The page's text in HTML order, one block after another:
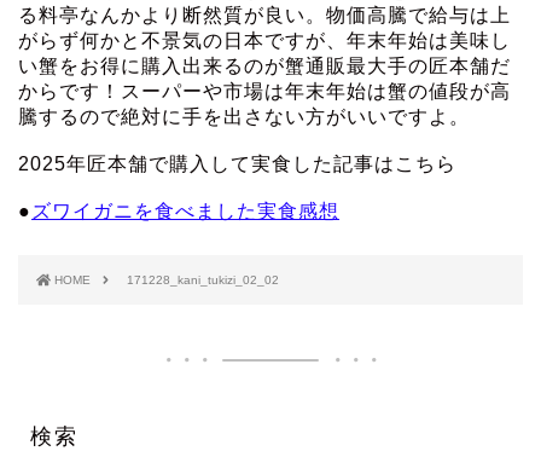
る料亭なんかより断然質が良い。物価高騰で給与は上
がらず何かと不景気の日本ですが、年末年始は美味し
い蟹をお得に購入出来るのが蟹通販最大手の匠本舗だ
からです！スーパーや市場は年末年始は蟹の値段が高
騰するので絶対に手を出さない方がいいですよ。
2025年匠本舗で購入して実食した記事はこちら
● ズワイガニを食べました実食感想
HOME 171228_kani_tukizi_02_02
検索